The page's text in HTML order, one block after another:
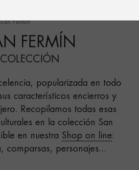
San Fermín
FERMÍN
COLECCIÓN
popularizada en todo
característicos encierros y
Recopilamos todas esas
en la colección San
en nuestra Shop on line:
comparsas, personajes...